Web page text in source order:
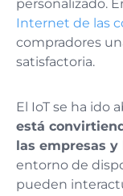
personalizado.
Internet de las
compradores
satisfactoria.
El IoT se ha ido
está
las empresas y
entorno de
pueden